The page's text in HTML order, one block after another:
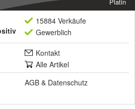
15884 Verkäufe
Gewerblich
Kontakt
Alle Artikel
AGB & Datenschutz